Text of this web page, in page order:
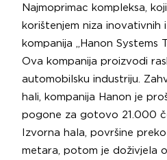
Najmoprimac kompleksa,
korištenjem niza inovativnih
kompanija „Hanon Systems
Ova kompanija proizvodi
automobilsku industriju.
hali, kompanija Hanon je
pogone za gotovo 21.000
Izvorna hala, površine
metara, potom je doživjela